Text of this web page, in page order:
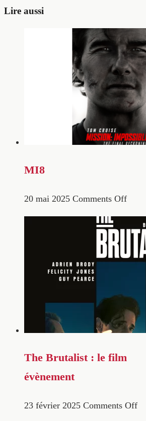
Lire aussi
MI8
20 mai 2025 Comments Off
The Brutalist : le film
évènement
23 février 2025 Comments Off